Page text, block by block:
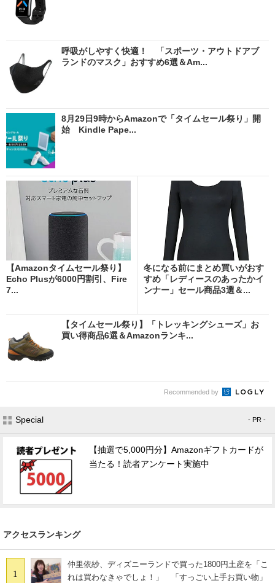
呼吸がしやすく快適！ 「スポーツ・アウトドアブ
ランドのマスク」おすすめ6選＆Am...
8月29日9時からAmazonで「タイムセール祭り」開
始 Kindle Pape...
【Amazonタイムセール祭り】
Echo Plusが6000円割引、Fire
7...
冬になる前にまとめ買いがおす
すめ「レディースのあったかイ
ンナー」セール商品3選＆...
【タイムセール祭り】「トレッキングシューズ」お
買い得商品6選＆Amazonランキ...
Recommended by
Special - PR -
【抽選で5,000円分】Amazonギフトカードが
当たる！読者アンケート実施中
アクセスランキング
1
仲里依紗、ディズニーランドで買った1800円土産を「こ
れは買わなきゃでしょ！」 「すっごい上手お買い物」